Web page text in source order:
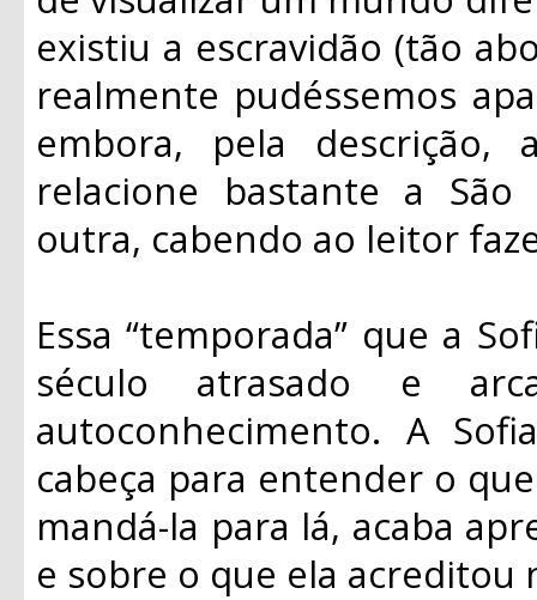
existiu a escravidão (tão
realmente pudéssemos
embora, pela descrição,
relacione bastante a
outra, cabendo ao leitor
Essa “temporada” que a
século atrasado e
autoconhecimento. A
cabeça para entender o
mandá-la para lá, acaba
e sobre o que ela